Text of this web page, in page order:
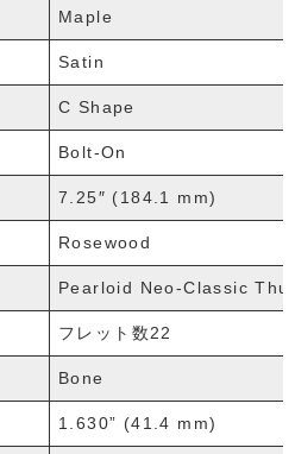
Maple
Satin
C Shape
Bolt-On
7.25″ (184.1 mm)
Rosewood
Pearloid Neo-Classic
フレット数22
Bone
1.630” (41.4 mm)